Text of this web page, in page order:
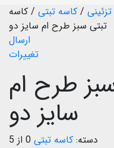
/ کاسه تبتی / کاسه
تبتی سبز طرح ام سایز دو
ارسال
تغییرات
طرح ام
سایز دو
دسته: کاسه تبتی 0 از 5